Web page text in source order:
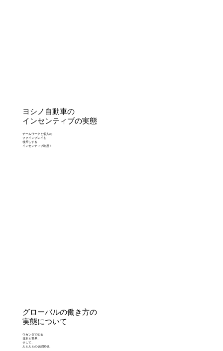
ヨシノ自動車の
インセンティブの実態
チームワークと個人の
ファインプレイを
後押しする
インセンティブ制度！
グローバルの働き方の
実態について
ウガンダで知る
日本と世界、
そして、
人と人との信頼関係。